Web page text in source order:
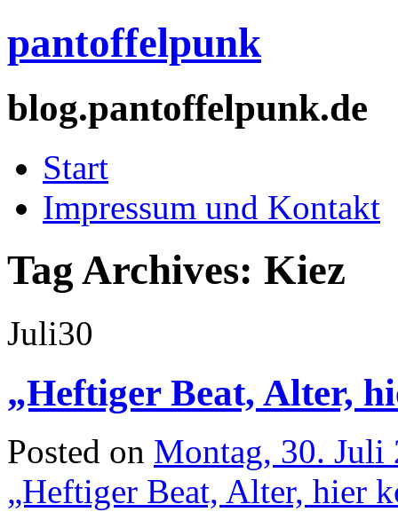
pantoffelpunk
blog.pantoffelpunk.de
Start
Impressum und Kontakt
Tag Archives: Kiez
Juli30
„Heftiger Beat, Alter,
Posted on Montag, 30. Juli
„Heftiger Beat, Alter, hier